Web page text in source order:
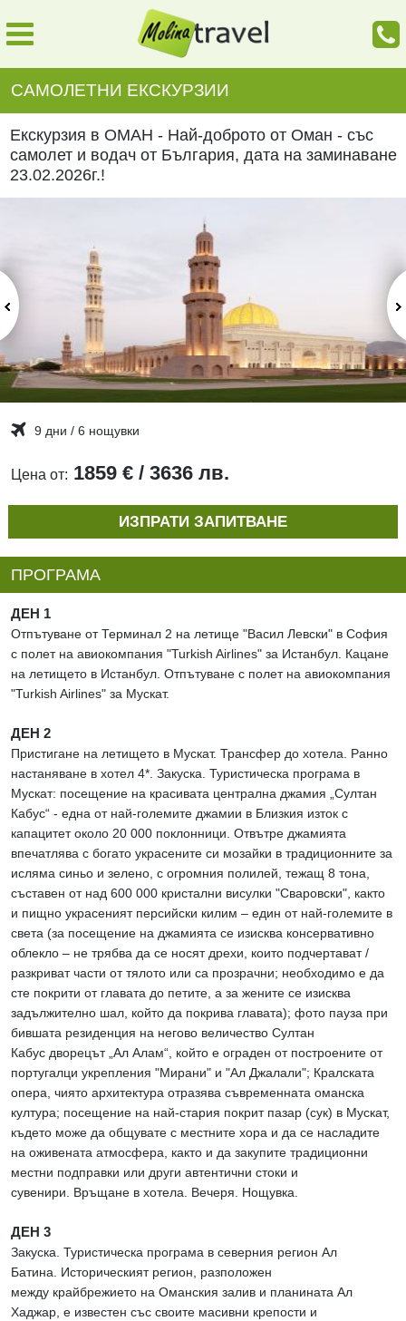
САМОЛЕТНИ ЕКСКУРЗИИ
Екскурзия в ОМАН - Най-доброто от Оман - със
самолет и водач от България, дата на заминаване
23.02.2026г.!
9 дни / 6 нощувки
Цена от: 1859 € / 3636 лв.
ИЗПРАТИ ЗАПИТВАНЕ
ПРОГРАМА
ДЕН 1
Отпътуване от Терминал 2 на летище "Васил Левски" в София
с полет на авиокомпания "Turkish Airlines" за Истанбул. Кацане
на летището в Истанбул. Отпътуване с полет на авиокомпания
"Turkish Airlines" за Мускат.
ДЕН 2
Пристигане на летището в Мускат. Трансфер до хотела. Ранно
настаняване в хотел 4*. Закуска. Туристическа програма в
Мускат: посещение на красивата централна джамия „Султан
Кабус“ - една от най-големите джамии в Близкия изток с
капацитет около 20 000 поклонници. Отвътре джамията
впечатлява с богато украсените си мозайки в традиционните за
исляма синьо и зелено, с огромния полилей, тежащ 8 тона,
съставен от над 600 000 кристални висулки "Сваровски", както
и пищно украсеният персийски килим – един от най-големите в
света (за посещение на джамията се изисква консервативно
облекло – не трябва да се носят дрехи, които подчертават /
разкриват части от тялото или са прозрачни; необходимо е да
сте покрити от главата до петите, а за жените се изисква
задължително шал, който да покрива главата); фото пауза при
бившата резиденция на негово величество Султан
Кабус дворецът „Ал Алам“, който е ограден от построените от
португалци укрепления "Мирани" и "Ал Джалали"; Кралската
опера, чиято архитектура отразява съвременната оманска
култура; посещение на най-стария покрит пазар (сук) в Мускат,
където може да общувате с местните хора и да се насладите
на оживената атмосфера, както и да закупите традиционни
местни подправки или други автентични стоки и
сувенири. Връщане в хотела. Вечеря. Нощувка.
ДЕН 3
Закуска. Туристическа програма в северния регион Ал
Батина. Историческият регион, разположен
между крайбрежието на Оманския залив и планината Ал
Хаджар, е известен със своите масивни крепости и